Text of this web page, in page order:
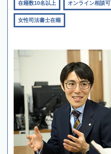
在籍数10名以上 オンライン相談可
女性司法書士在籍